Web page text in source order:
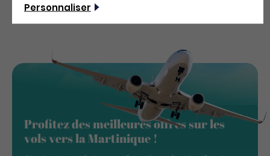
Profitez des meilleures offres sur les
vols vers la Martinique !
Personnaliser